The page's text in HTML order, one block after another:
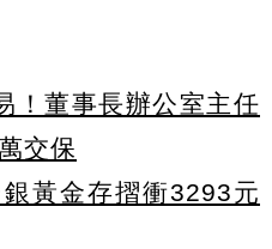
！董事長辦公室主任
交保
黃金存摺衝3293元